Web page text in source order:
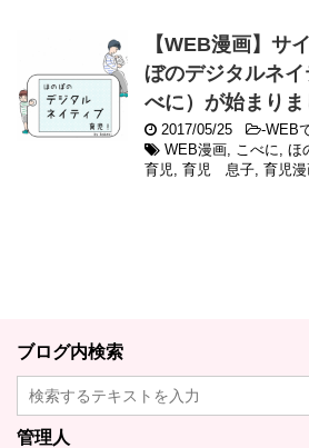
【WEB漫画】サ
ぼのデジタルネ
べに）が始まりま
2017/05/25 -WEB
WEB漫画, こべに, ほ
育児, 育児 息子, 育児
ブログ内検索
管理人